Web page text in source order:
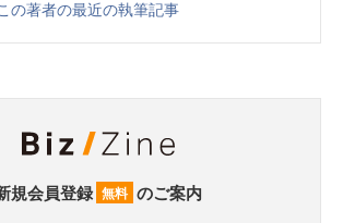
の著者の最近の執筆記事
規会員登録 無料 のご案内